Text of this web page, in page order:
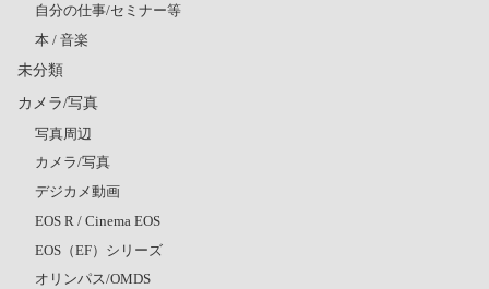
自分の仕事/セミナー等
本 / 音楽
未分類
カメラ/写真
写真周辺
カメラ/写真
デジカメ動画
EOS R / Cinema EOS
EOS（EF）シリーズ
オリンパス/OMDS